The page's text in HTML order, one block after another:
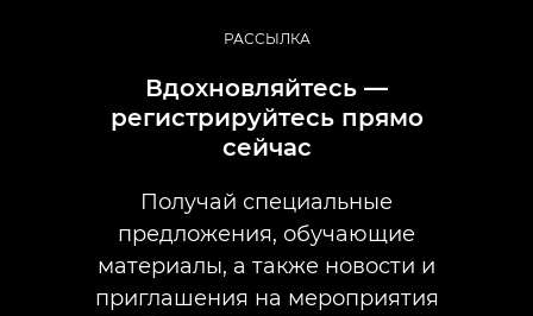
РАССЫЛКА
Вдохновляйтесь —
регистрируйтесь прямо
сейчас
Получай специальные
предложения, обучающие
материалы, а также новости и
приглашения на мероприятия